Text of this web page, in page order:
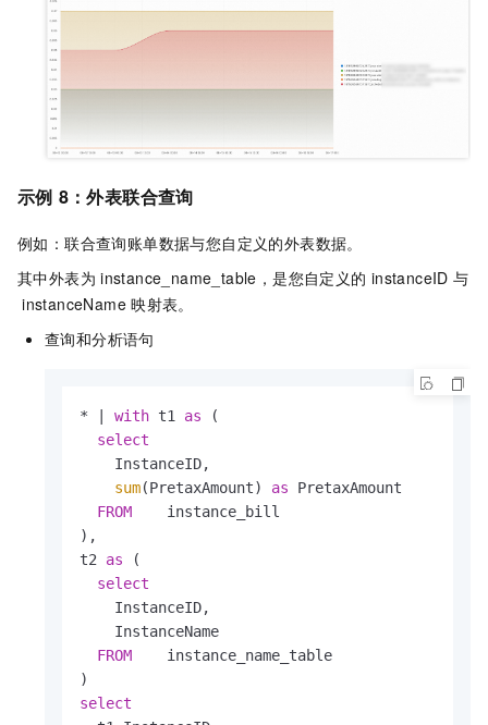
示例 8：外表联合查询
例如：联合查询账单数据与您自定义的外表数据。
其中外表为 instance_name_table，是您自定义的 instanceID 与
instanceName 映射表。
查询和分析语句
* with t1 as (
select
    InstanceID,
sum(PretaxAmount) as PretaxAmount
FROM
    instance_bill
),
t2 as (
select
    InstanceID,
    InstanceName
FROM
    instance_name_table
select